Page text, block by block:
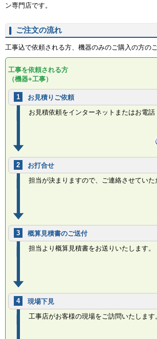
ン専門店です。
ご注文の流れ
工事込で依頼される方、機器のみのご購入の方の
工事を依頼される方
（機器+工事）
1
お見積りご依頼
お見積依頼をインターネットまたはお電
2
お打合せ
担当が決まりますので、ご連絡させていた
3
概算見積書のご送付
担当より概算見積書をお送りいたします。
4
現場下見
工事店がお客様の現場をご訪問いたします